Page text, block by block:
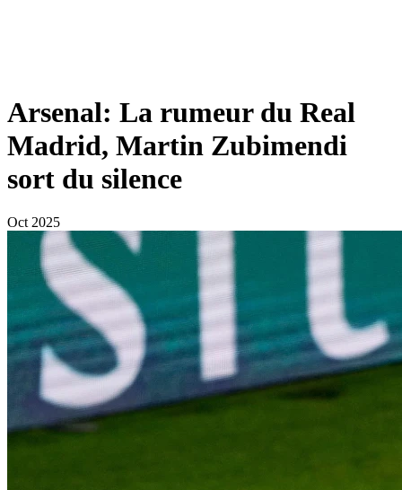
Arsenal: La rumeur du Real
Madrid, Martin Zubimendi
sort du silence
Oct 2025